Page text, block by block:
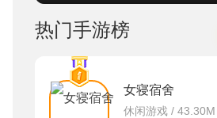
热门手游榜
女寝宿舍
休闲游戏 / 43.30M